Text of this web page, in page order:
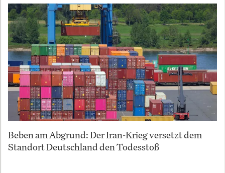
Beben am Abgrund: Der Iran-Krieg versetzt dem
Standort Deutschland den Todesstoß